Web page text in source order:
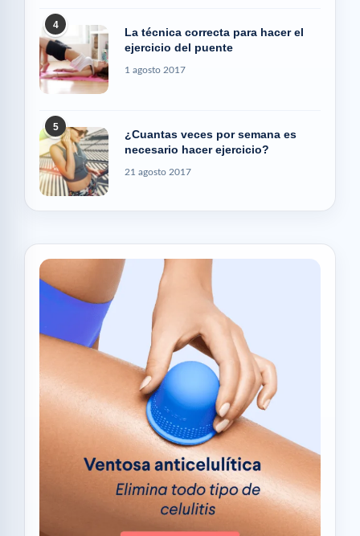
4
La técnica correcta para hacer el
ejercicio del puente
1 agosto 2017
5
¿Cuantas veces por semana es
necesario hacer ejercicio?
21 agosto 2017